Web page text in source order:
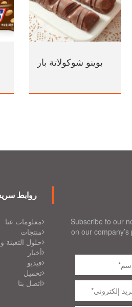
بوينو شوكولاتة بار
روابط
معلومات عنا
منتجات
حلول التعبئة
أخبار
فيديو
تحميل
اتصل بنا
Subscribe to our
on our